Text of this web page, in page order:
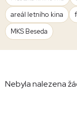
areál letního kina
MKS Beseda
Nebyla nalezena